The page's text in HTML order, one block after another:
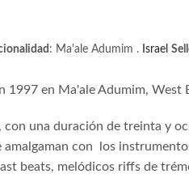
: Ma'ale Adumim . Israel
1997 en Ma'ale Adumim, West
con una duración de treinta y
con
los
beats, melódicos riffs de